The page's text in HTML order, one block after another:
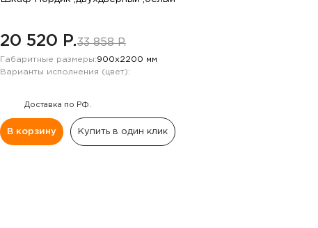
20 520 P.33 858 P.
Габаритные размеры:900х2200 мм
Варианты исполнения (цвет):
Доставка по РФ.
В корзину Купить в один клик